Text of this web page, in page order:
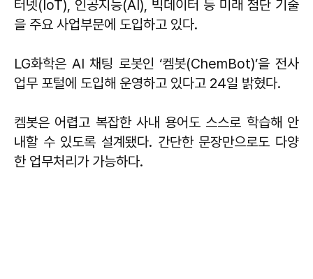
터넷(IoT), 인공지능(AI), 빅데이터 등 미래 첨단 기술
을 주요 사업부문에 도입하고 있다.
LG화학은 AI 채팅 로봇인 ‘켐봇(ChemBot)’을 전사
업무 포털에 도입해 운영하고 있다고 24일 밝혔다.
켐봇은 어렵고 복잡한 사내 용어도 스스로 학습해 안
내할 수 있도록 설계됐다. 간단한 문장만으로도 다양
한 업무처리가 가능하다.